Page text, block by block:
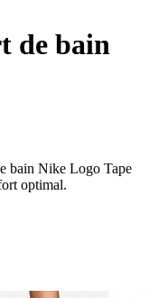
de bain
bain Nike Logo Tape
optimal.